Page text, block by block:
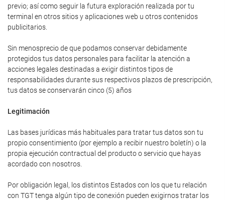
previo; así como seguir la futura exploración realizada por tu
terminal en otros sitios y aplicaciones web u otros contenidos
publicitarios.
Sin menosprecio de que podamos conservar debidamente
protegidos tus datos personales para facilitar la atención a
acciones legales destinadas a exigir distintos tipos de
responsabilidades durante sus respectivos plazos de prescripción,
tus datos se conservarán cinco (5) años
Legitimación
Las bases jurídicas más habituales para tratar tus datos son tu
propio consentimiento (por ejemplo a recibir nuestro boletín) o la
propia ejecución contractual del producto o servicio que hayas
acordado con nosotros.
Por obligación legal, los distintos Estados con los que tu relación
con TGT tenga algún tipo de conexión pueden exigirnos tratar los